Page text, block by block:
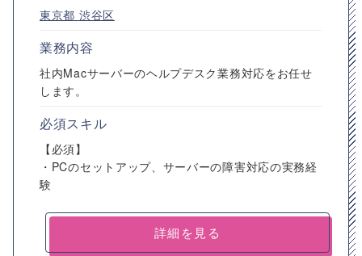
東京都 渋谷区
業務内容
社内Macサーバーのヘルプデスク業務対応をお任せ
します。
必須スキル
【必須】
・PCのセットアップ、サーバーの障害対応の実務経
験
詳細を見る